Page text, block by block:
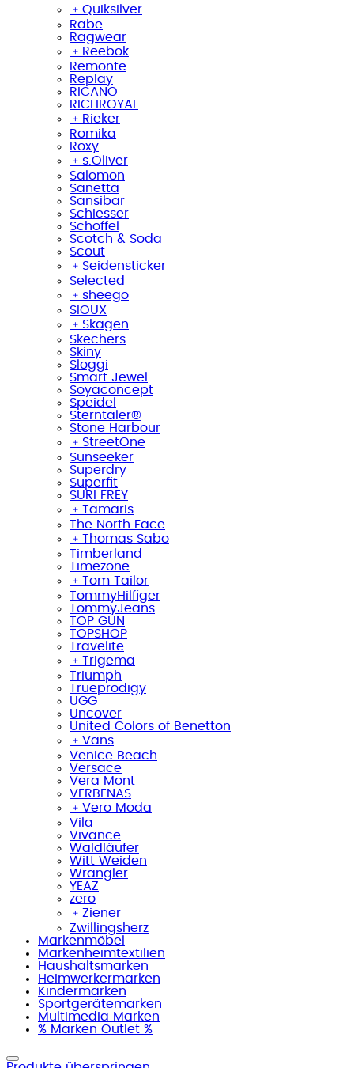
﹢ Quiksilver
Rabe
Ragwear
﹢ Reebok
Remonte
Replay
RICANO
RICHROYAL
﹢ Rieker
Romika
Roxy
﹢ s.Oliver
Salomon
Sanetta
Sansibar
Schiesser
Schöffel
Scotch & Soda
Scout
﹢ Seidensticker
Selected
﹢ sheego
SIOUX
﹢ Skagen
Skechers
Skiny
Sloggi
Smart Jewel
Soyaconcept
Speidel
Sterntaler®
Stone Harbour
﹢ StreetOne
Sunseeker
Superdry
Superfit
SURI FREY
﹢ Tamaris
The North Face
﹢ Thomas Sabo
Timberland
Timezone
﹢ Tom Tailor
TommyHilfiger
TommyJeans
TOP GUN
TOPSHOP
Travelite
﹢ Trigema
Triumph
Trueprodigy
UGG
Uncover
United Colors of Benetton
﹢ Vans
Venice Beach
Versace
Vera Mont
VERBENAS
﹢ Vero Moda
Vila
Vivance
Waldläufer
Witt Weiden
Wrangler
YEAZ
zero
﹢ Ziener
Zwillingsherz
Markenmöbel
Markenheimtextilien
Haushaltsmarken
Heimwerkermarken
Kindermarken
Sportgerätemarken
Multimedia Marken
% Marken Outlet %